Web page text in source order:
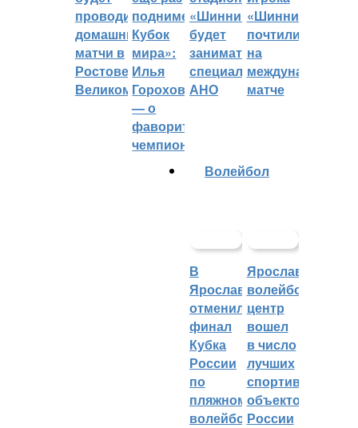
проводить
домашние
матчи в
Ростове
Великом
поднимет
Кубок
мира»:
Илья
Горохов
— о
фаворитах
чемпионата
«Шинник»
будет
заниматься
специальное
АНО
«Шинника»
почтили
на
международном
матче
Волейбол
В
Ярославле
отменили
финал
Кубка
России
по
пляжному
волейболу
Ярославский
волейбольный
центр
вошел
в число
лучших
спортивных
объектов
России